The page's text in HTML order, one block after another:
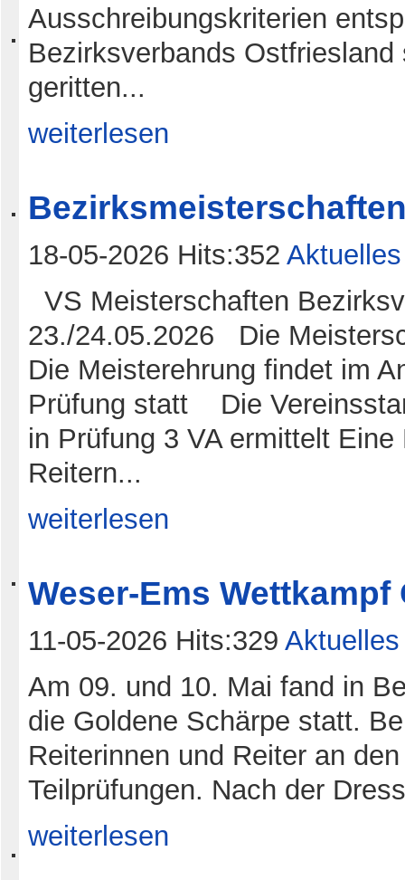
Ausschreibungskriterien
Bezirksverbands
geritten...
weiterlesen
18-05-2026 Hits:352 Aktuelles
VS Meisterschaften
23./24.05.2026 Die
Die Meisterehrung findet im
Prüfung statt Die
in Prüfung 3 VA ermittelt
Reitern...
weiterlesen
Weser-Ems
11-05-2026 Hits:329 Aktuelles
Am 09. und 10. Mai fand in
die Goldene Schärpe statt.
Reiterinnen und Reiter an
Teilprüfungen. Nach der
weiterlesen